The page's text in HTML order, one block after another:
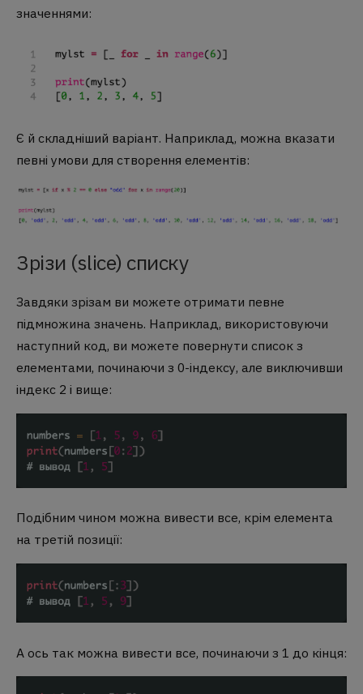
значеннями:
Є й складніший варіант. Наприклад, можна вказати
певні умови для створення елементів:
Зрізи (slice) списку
Завдяки зрізам ви можете отримати певне
підмножина значень. Наприклад, використовуючи
наступний код, ви можете повернути список з
елементами, починаючи з 0-індексу, але виключивши
індекс 2 і вище:
Подібним чином можна вивести все, крім елемента
на третій позиції:
А ось так можна вивести все, починаючи з 1 до кінця: